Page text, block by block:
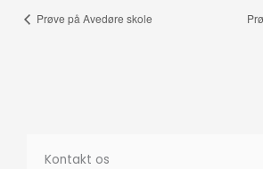
Prøve på Avedøre skole
Kontakt os